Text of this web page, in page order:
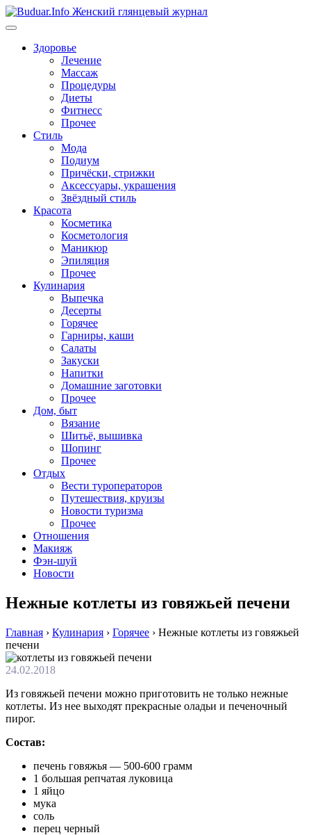
Перейти
к
Здоровье
Лечение
Массаж
Процедуры
Диеты
Фитнесс
Прочее
Стиль
Мода
Подиум
Причёски, стрижки
Аксессуары, украшения
Звёздный стиль
Красота
Косметика
Косметология
Маникюр
Эпиляция
Прочее
Кулинария
Выпечка
Десерты
Горячее
Гарниры, каши
Салаты
Закуски
Напитки
Домашние заготовки
Прочее
Дом, быт
Вязание
Шитьё, вышивка
Шопинг
Прочее
Отдых
Вести туроператоров
Путешествия, круизы
Новости туризма
Прочее
Отношения
Макияж
Фэн-шуй
Новости
Нежные котлеты из говяжьей печени
Главная › Кулинария › Горячее › Нежные котлеты из говяжьей
печени
24.02.2018
Из говяжьей печени можно приготовить не только нежные
котлеты. Из нее выходят прекрасные оладьи и печеночный
пирог.
Состав:
печень говяжья — 500-600 грамм
1 большая репчатая луковица
1 яйцо
мука
соль
перец черный